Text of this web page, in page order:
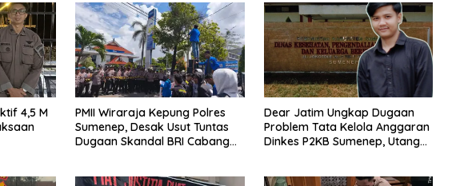
4,5 M
PMII Wiraraja Kepung Polres
Sumenep, Desak Usut Tuntas
Dugaan Skandal BRI Cabang
Dear Jatim Ungkap Dugaan
Problem Tata Kelola Anggaran
Dinkes P2KB Sumenep, Utang